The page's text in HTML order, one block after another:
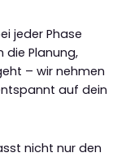
jeder Phase
die Planung,
– wir nehmen
auf dein
nicht nur den